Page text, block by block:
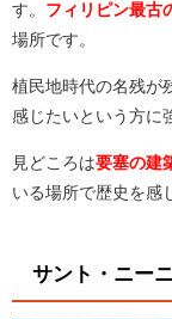
す。 フィリピン最古
場所です。
植民地時代の名残が
感じたいという方に
見どころは要塞の建
いる場所で歴史を感
サント・ニー